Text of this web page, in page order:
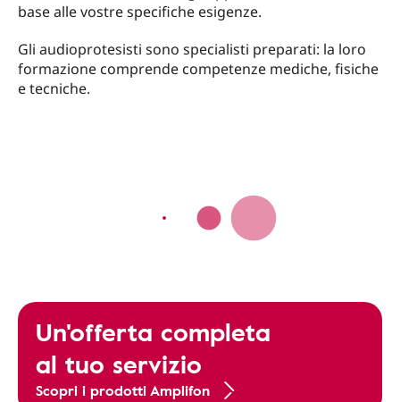
base alle vostre specifiche esigenze.
Gli audioprotesisti sono specialisti preparati: la loro
formazione comprende competenze mediche, fisiche
e tecniche.
Un'offerta completa
al tuo servizio
Scopri i prodotti Amplifon